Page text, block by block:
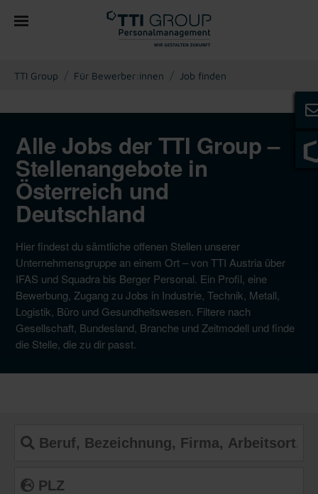
You are here:
TTI Group Für Bewerber:innen Job finden
Alle Jobs der TTI Group –
Stellenangebote in
Österreich und
Deutschland
Hier findest du sämtliche offenen Stellen unserer
Unternehmensgruppe an einem Ort – von TTI Austria über
IFAS und Squadra bis Berger Personal. Ein Profil, eine
Bewerbung, Zugang zu Jobs in Industrie, Technik, Metall,
Logistik, Büro und Gesundheitswesen. Filtere nach
Gesellschaft, Bundesland, Branche und Zeitmodell und finde
die Stelle, die zu dir passt.